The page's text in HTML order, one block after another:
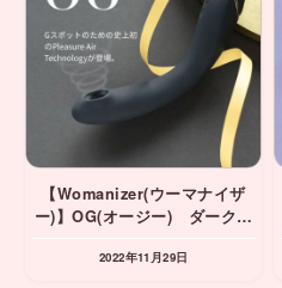
【Womanizer(ウーマナイザ
ー)】OG(オージー) ダークグ
2022年11月29日